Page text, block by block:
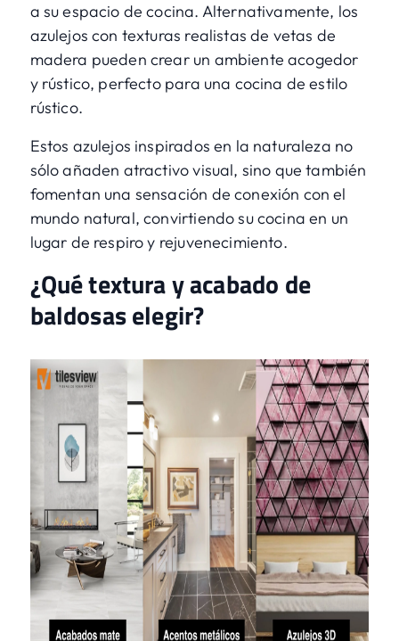
a su espacio de cocina. Alternativamente, los
azulejos con texturas realistas de vetas de
madera pueden crear un ambiente acogedor
y rústico, perfecto para una cocina de estilo
rústico.
Estos azulejos inspirados en la naturaleza no
sólo añaden atractivo visual, sino que también
fomentan una sensación de conexión con el
mundo natural, convirtiendo su cocina en un
lugar de respiro y rejuvenecimiento.
¿Qué textura y acabado de
baldosas elegir?